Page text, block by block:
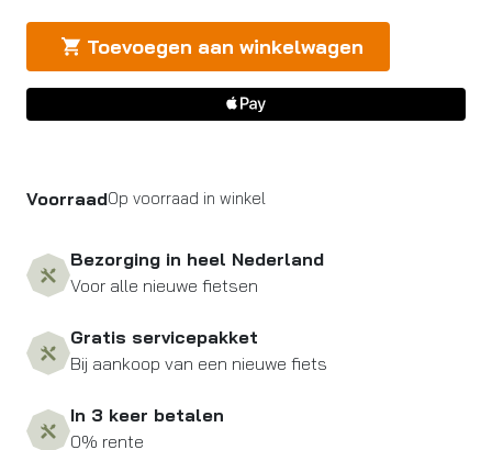
Toevoegen aan winkelwagen
VoorraadOp voorraad in winkel
Bezorging in heel Nederland
Voor alle nieuwe fietsen
Gratis servicepakket
Bij aankoop van een nieuwe fiets
In 3 keer betalen
0% rente